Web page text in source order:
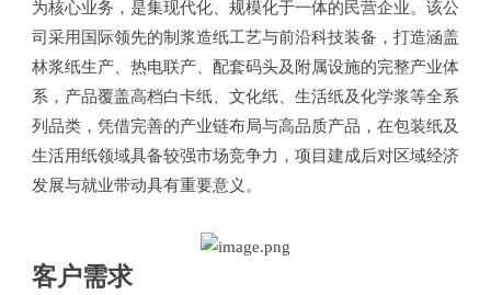
为核心业务，是集现代化、规模化于一体的民营企业。该公
司采用国际领先的制浆造纸工艺与前沿科技装备，打造涵盖
林浆纸生产、热电联产、配套码头及附属设施的完整产业体
系，产品覆盖高档白卡纸、文化纸、生活纸及化学浆等全系
列品类，凭借完善的产业链布局与高品质产品，在包装纸及
生活用纸领域具备较强市场竞争力，项目建成后对区域经济
发展与就业带动具有重要意义。
客户需求